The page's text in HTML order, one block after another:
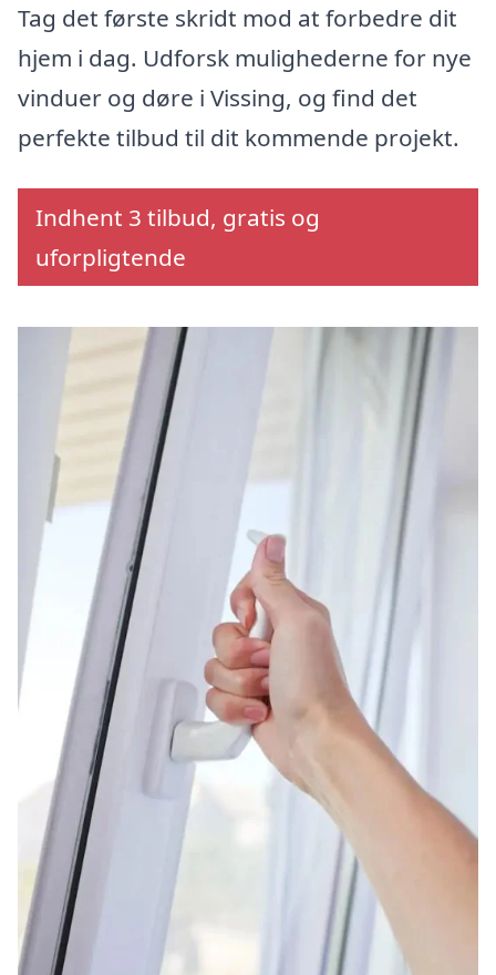
Tag det første skridt mod at forbedre dit
hjem i dag. Udforsk mulighederne for nye
vinduer og døre i Vissing, og find det
perfekte tilbud til dit kommende projekt.
Indhent 3 tilbud, gratis og
uforpligtende